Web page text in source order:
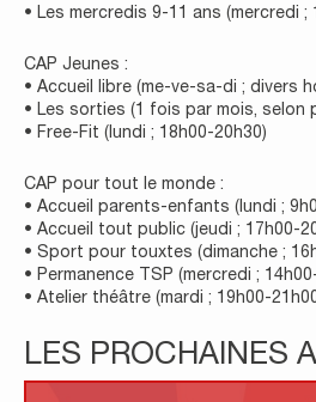
• Les mercredis 9-11 ans (mercredi ;
CAP Jeunes :
• Accueil libre (me-ve-sa-di ; divers
• Les sorties (1 fois par mois, selon
• Free-Fit (lundi ; 18h00-20h30)
CAP pour tout le monde :
• Accueil parents-enfants (lundi ;
• Accueil tout public (jeudi ; 17h00-
• Sport pour touxtes (dimanche ;
• Permanence TSP (mercredi ;
• Atelier théâtre (mardi ; 19h00-
LES PROCHAINES